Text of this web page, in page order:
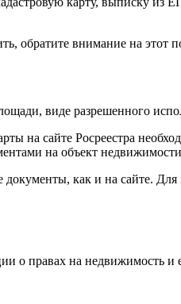
обратите внимание на этот
виде разрешенного
на сайте Росреестра
на объект
как и на сайте.
правах на недвижимость и